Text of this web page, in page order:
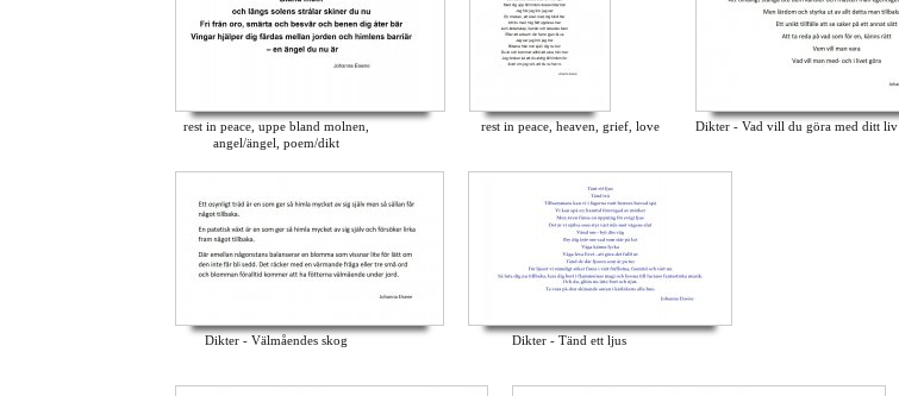
rest in peace, uppe bland molnen,
angel/ängel, poem/dikt
rest in peace, heaven, grief, love Dikter - Vad vill du göra med ditt liv
Dikter - Välmåendes skog Dikter - Tänd ett ljus